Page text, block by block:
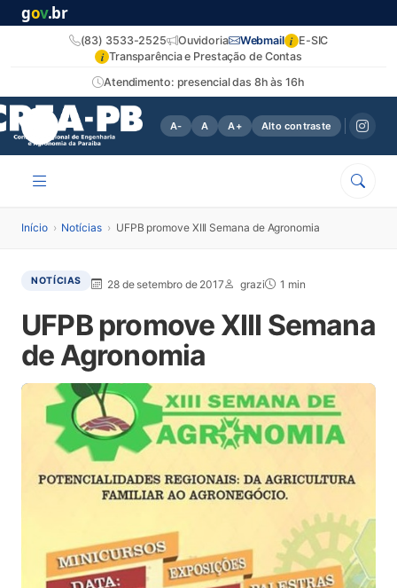
gov.br
Atendimento: presencial das 8h às 16h
(83) 3533-2525 Ouvidoria Webmail i E-SIC
i Transparência e Prestação de Contas
A- A A+ Alto contraste
Início › Notícias › UFPB promove XIII Semana de Agronomia
NOTÍCIAS 28 de setembro de 2017 grazi 1 min
UFPB promove XIII Semana
de Agronomia